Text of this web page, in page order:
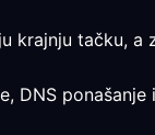
krajnju tačku,
DNS